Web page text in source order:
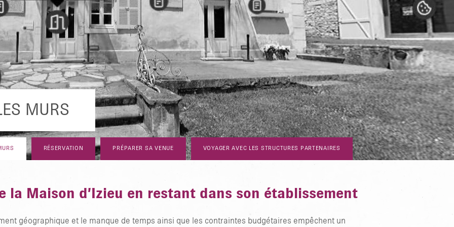
en
?
de
MURS
RÉSERVATION PRÉPARER SA VENUE VOYAGER AVEC LES STRUCTURES PARTENAIRES
la Maison d’Izieu en restant dans son établissement
géographique et le manque de temps ainsi que les contraintes budgétaires empêchent un